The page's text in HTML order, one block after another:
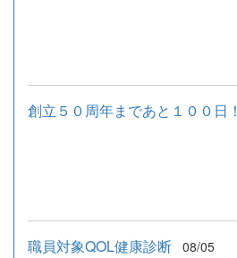
創立５０周年まであと１００日！
職員対象QOL健康診断 08/05